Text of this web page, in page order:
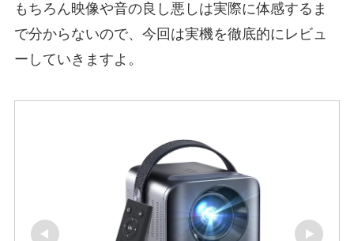
もちろん映像や音の良し悪しは実際に体感するま
で分からないので、今回は実機を徹底的にレビュ
ーしていきますよ。